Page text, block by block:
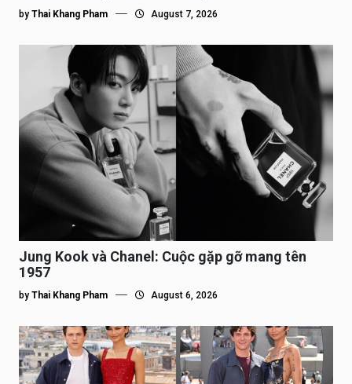
by Thai Khang Pham August 7, 2026
Jung Kook và Chanel: Cuộc gặp gỡ mang tên
1957
by Thai Khang Pham August 6, 2026